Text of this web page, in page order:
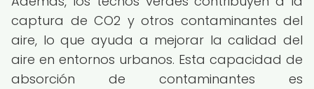
captura de CO2 y otros contaminantes del
aire, lo que ayuda a mejorar la calidad del
aire en entornos urbanos. Esta capacidad de
absorción de contaminantes es